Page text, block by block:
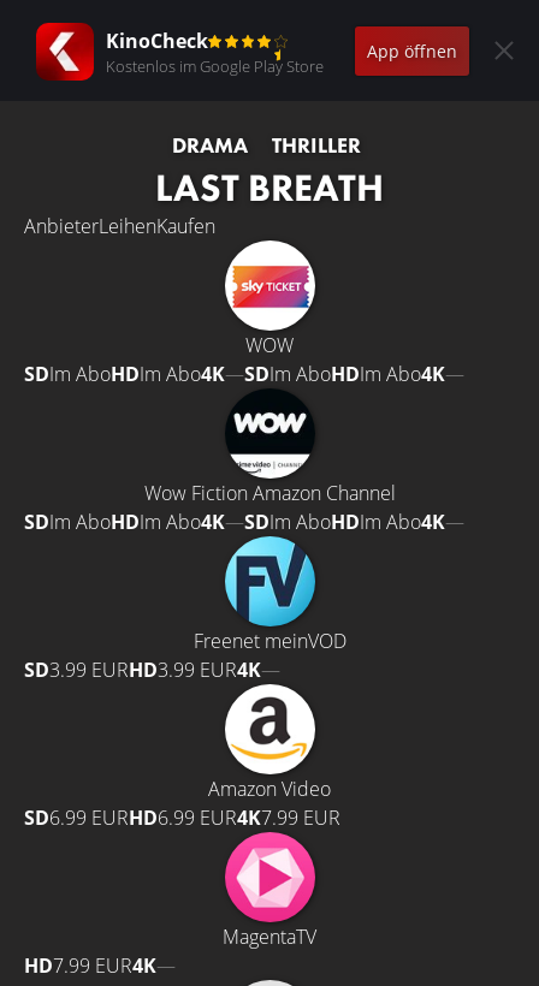
KinoCheck
Kostenlos im Google Play Store
App öffnen
DRAMA THRILLER
LAST BREATH
AnbieterLeihenKaufen
WOW
SDIm AboHDIm Abo4K—SDIm AboHDIm Abo4K—
Wow Fiction Amazon Channel
SDIm AboHDIm Abo4K—SDIm AboHDIm Abo4K—
Freenet meinVOD
SD3.99 EURHD3.99 EUR4K—
Amazon Video
SD6.99 EURHD6.99 EUR4K7.99 EUR
MagentaTV
HD7.99 EUR4K—